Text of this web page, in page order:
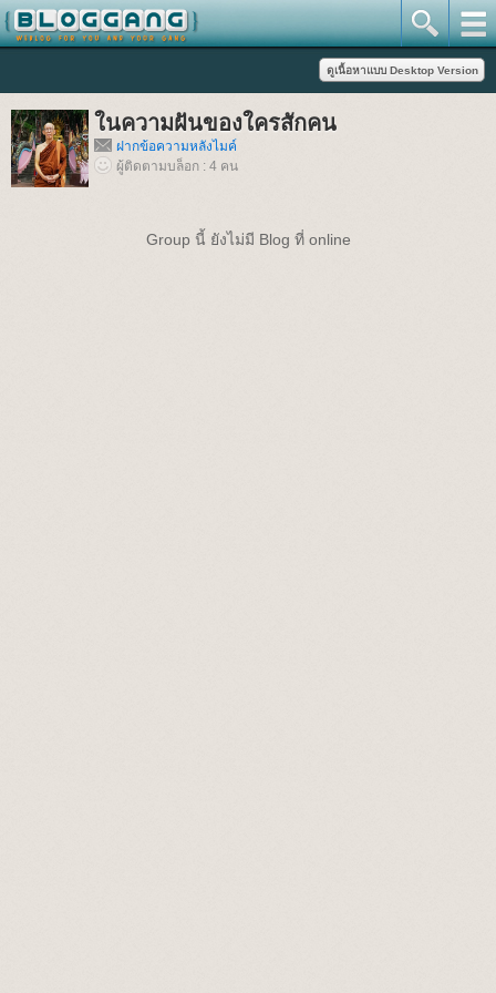
ในความฝันของใครสักคน
ฝากข้อความหลังไมค์
ผู้ติดตามบล็อก : 4 คน
Group นี้ ยังไม่มี Blog ที่ online